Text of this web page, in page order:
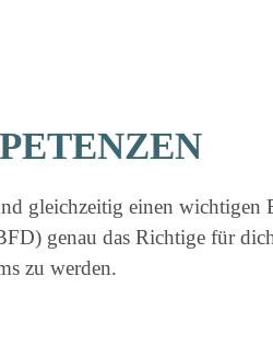
gleichzeitig einen wichtigen
genau das Richtige für
zu werden.